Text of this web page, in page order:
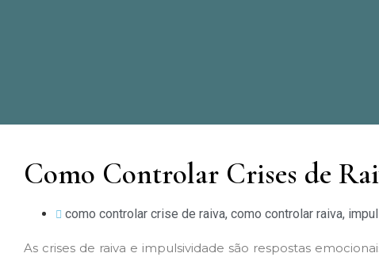
Como Controlar Crises de
como controlar crise de raiva, como controlar raiva,
As crises de raiva e impulsividade são respostas